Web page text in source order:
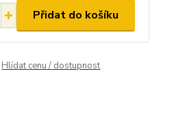
Přidat do košíku
Hlídat cenu / dostupnost